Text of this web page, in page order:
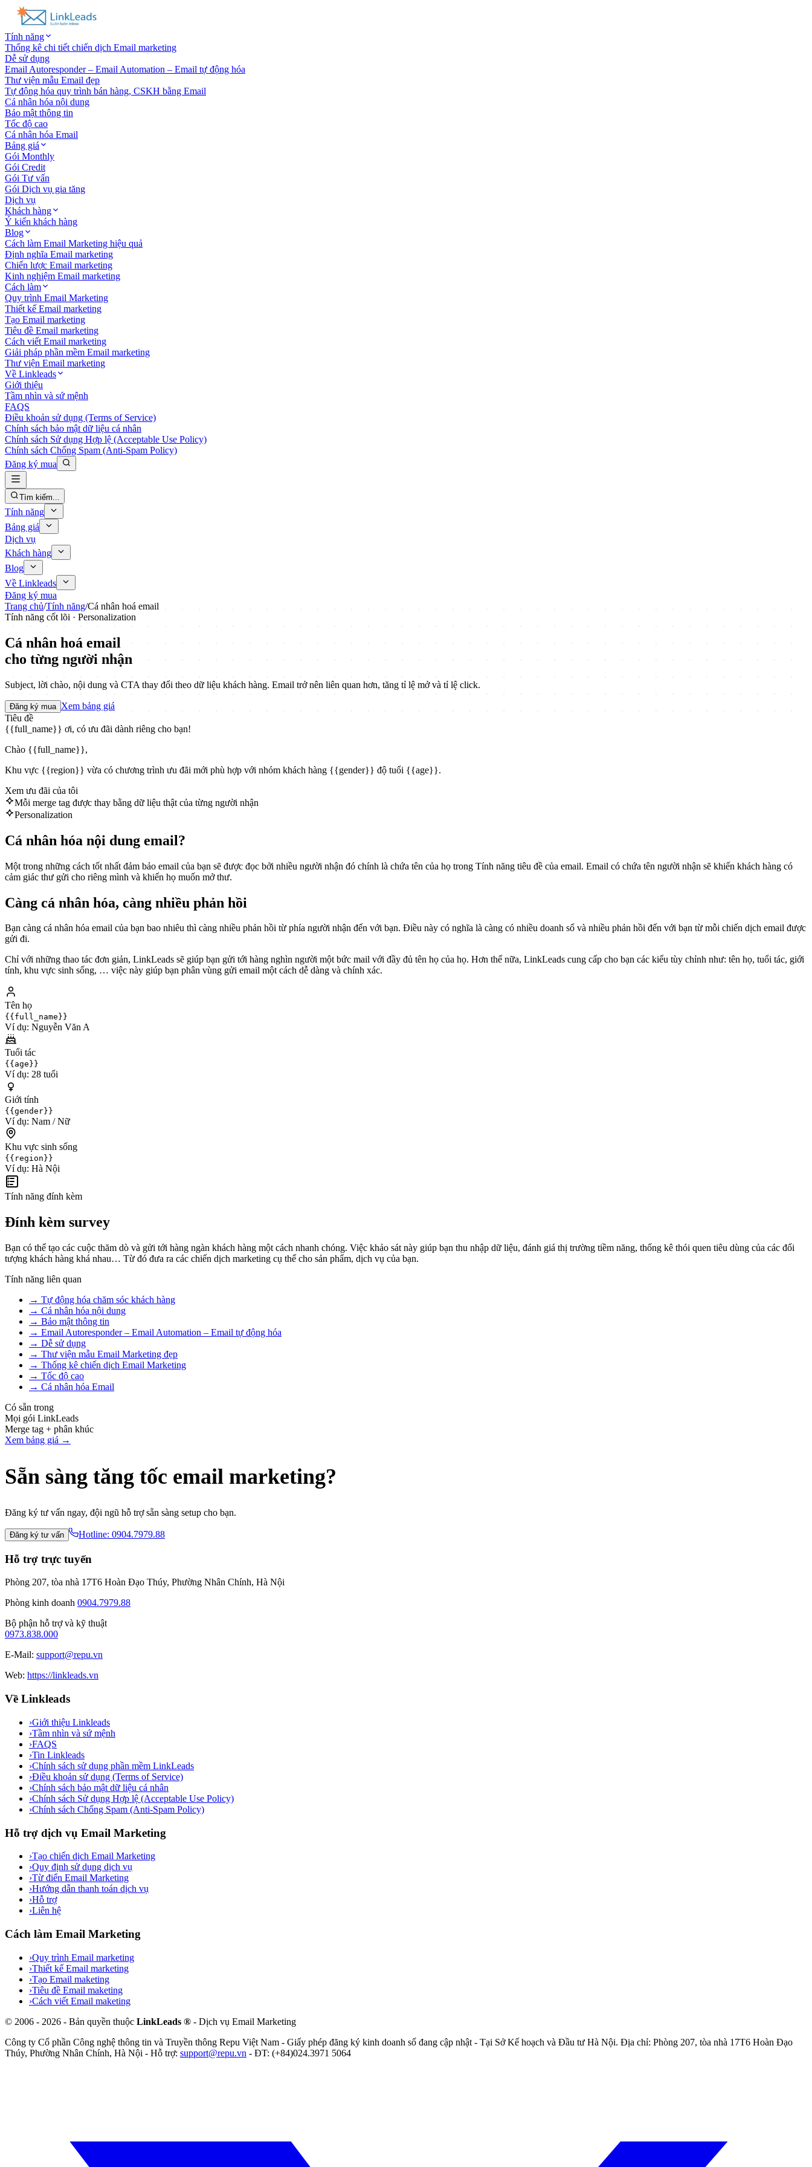
Tính năng
Thống kê chi tiết chiến dịch Email marketing
Dễ sử dụng
Email Autoresponder – Email Automation – Email tự động hóa
Thư viện mẫu Email đẹp
Tự động hóa quy trình bán hàng, CSKH bằng Email
Cá nhân hóa nội dung
Bảo mật thông tin
Tốc độ cao
Cá nhân hóa Email
Bảng giá
Gói Monthly
Gói Credit
Gói Tư vấn
Gói Dịch vụ gia tăng
Dịch vụ
Khách hàng
Ý kiến khách hàng
Blog
Cách làm Email Marketing hiệu quả
Định nghĩa Email marketing
Chiến lược Email marketing
Kinh nghiệm Email marketing
Cách làm
Quy trình Email Marketing
Thiết kế Email marketing
Tạo Email marketing
Tiêu đề Email marketing
Cách viết Email marketing
Giải pháp phần mềm Email marketing
Thư viện Email marketing
Về Linkleads
Giới thiệu
Tầm nhìn và sứ mệnh
FAQS
Điều khoản sử dụng (Terms of Service)
Chính sách bảo mật dữ liệu cá nhân
Chính sách Sử dụng Hợp lệ (Acceptable Use Policy)
Chính sách Chống Spam (Anti-Spam Policy)
Đăng ký mua
Tìm kiếm...
Tính năng
Bảng giá
Dịch vụ
Khách hàng
Blog
Về Linkleads
Đăng ký mua
Trang chủ/Tính năng/Cá nhân hoá email
Tính năng cốt lõi · Personalization
Cá nhân hoá email
cho từng người nhận
Subject, lời chào, nội dung và CTA thay đổi theo dữ liệu khách hàng. Email trở nên liên quan hơn, tăng tỉ lệ mở và tỉ lệ click.
Đăng ký mua Xem bảng giá
Tiêu đề
{{full_name}} ơi, có ưu đãi dành riêng cho bạn!
Chào {{full_name}},
Khu vực {{region}} vừa có chương trình ưu đãi mới phù hợp với nhóm khách hàng {{gender}} độ tuổi {{age}}.
Xem ưu đãi của tôi
Mỗi merge tag được thay bằng dữ liệu thật của từng người nhận
Personalization
Cá nhân hóa nội dung email?
Một trong những cách tốt nhất đảm bảo email của bạn sẽ được đọc bởi nhiều người nhận đó chính là chứa tên của họ trong Tính năng tiêu đề của email. Email có chứa tên người nhận sẽ khiến khách hàng có
cảm giác thư gửi cho riêng mình và khiến họ muốn mở thư.
Càng cá nhân hóa, càng nhiều phản hồi
Bạn càng cá nhân hóa email của bạn bao nhiêu thì càng nhiều phản hồi từ phía người nhận đến với bạn. Điều này có nghĩa là càng có nhiều doanh số và nhiều phản hồi đến với bạn từ mỗi chiến dịch email được
gửi đi.
Chỉ với những thao tác đơn giản, LinkLeads sẽ giúp bạn gửi tới hàng nghìn người một bức mail với đầy đủ tên họ của họ. Hơn thế nữa, LinkLeads cung cấp cho bạn các kiểu tùy chỉnh như: tên họ, tuổi tác, giới
tính, khu vực sinh sống, … việc này giúp bạn phân vùng gửi email một cách dễ dàng và chính xác.
Tên họ
{{full_name}}
Ví dụ: Nguyễn Văn A
Tuổi tác
{{age}}
Ví dụ: 28 tuổi
Giới tính
{{gender}}
Ví dụ: Nam / Nữ
Khu vực sinh sống
{{region}}
Ví dụ: Hà Nội
Tính năng đính kèm
Đính kèm survey
Bạn có thể tạo các cuộc thăm dò và gửi tới hàng ngàn khách hàng một cách nhanh chóng. Việc khảo sát này giúp bạn thu nhập dữ liệu, đánh giá thị trường tiềm năng, thống kê thói quen tiêu dùng của các đối
tượng khách hàng khá nhau… Từ đó đưa ra các chiến dịch marketing cụ thể cho sản phẩm, dịch vụ của bạn.
Tính năng liên quan
→ Tự động hóa chăm sóc khách hàng
→ Cá nhân hóa nội dung
→ Bảo mật thông tin
→ Email Autoresponder – Email Automation – Email tự động hóa
→ Dễ sử dụng
→ Thư viện mẫu Email Marketing đẹp
→ Thống kê chiến dịch Email Marketing
→ Tốc độ cao
→ Cá nhân hóa Email
Có sẵn trong
Mọi gói LinkLeads
Merge tag + phân khúc
Xem bảng giá →
Sẵn sàng tăng tốc email marketing?
Đăng ký tư vấn ngay, đội ngũ hỗ trợ sẵn sàng setup cho bạn.
Đăng ký tư vấn Hotline: 0904.7979.88
Hỗ trợ trực tuyến
Phòng 207, tòa nhà 17T6 Hoàn Đạo Thúy, Phường Nhân Chính, Hà Nội
Phòng kinh doanh 0904.7979.88
Bộ phận hỗ trợ và kỹ thuật
0973.838.000
E-Mail: support@repu.vn
Web: https://linkleads.vn
Về Linkleads
›Giới thiệu Linkleads
›Tầm nhìn và sứ mệnh
›FAQS
›Tin Linkleads
›Chính sách sử dụng phần mềm LinkLeads
›Điều khoản sử dụng (Terms of Service)
›Chính sách bảo mật dữ liệu cá nhân
›Chính sách Sử dụng Hợp lệ (Acceptable Use Policy)
›Chính sách Chống Spam (Anti-Spam Policy)
Hỗ trợ dịch vụ Email Marketing
›Tạo chiến dịch Email Marketing
›Quy định sử dụng dịch vụ
›Từ điển Email Marketing
›Hướng dẫn thanh toán dịch vụ
›Hỗ trợ
›Liên hệ
Cách làm Email Marketing
›Quy trình Email marketing
›Thiết kế Email marketing
›Tạo Email maketing
›Tiêu đề Email maketing
›Cách viết Email maketing
© 2006 - 2026 - Bản quyền thuộc LinkLeads ® - Dịch vụ Email Marketing
Công ty Cổ phần Công nghệ thông tin và Truyền thông Repu Việt Nam - Giấy phép đăng ký kinh doanh số đang cập nhật - Tại Sở Kế hoạch và Đầu tư Hà Nội. Địa chỉ: Phòng 207, tòa nhà 17T6 Hoàn Đạo
Thúy, Phường Nhân Chính, Hà Nội - Hỗ trợ: support@repu.vn - ĐT: (+84)024.3971 5064